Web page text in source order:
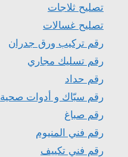
تصليح ثلاجات
تصليح غسالات
رقم تركيب ورق جدران
رقم تسليك مجاري
رقم حداد
رقم سبّاك و أدوات صحية
رقم صباغ
رقم فني المنيوم
رقم فني تكييف